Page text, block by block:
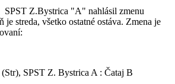
SPST Z.Bystrica "A" nahlásil zmenu
je streda, všetko ostatné ostáva. Zmena je
SPST Z. Bystrica A : Čataj B